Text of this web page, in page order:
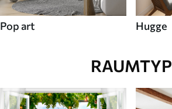
Pop art Hugge
RAUMTYP